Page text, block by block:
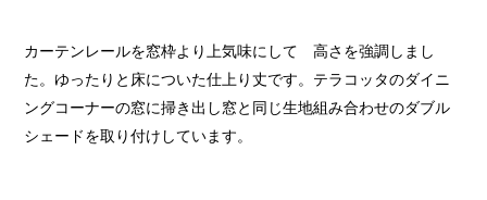
カーテンレールを窓枠より上気味にして 高さを強調しまし
た。ゆったりと床についた仕上り丈です。テラコッタのダイニ
ングコーナーの窓に掃き出し窓と同じ生地組み合わせのダブル
シェードを取り付けしています。